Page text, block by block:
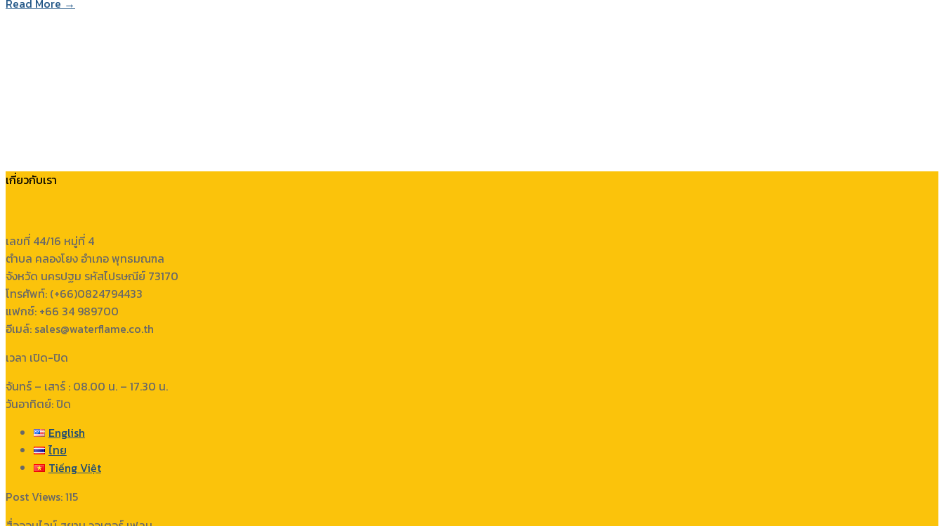
เกี่ยวกับเรา
เลขที่ 44/16 หมู่ที่ 4
ตำบล คลองโยง อำเภอ พุทธมณฑล
จังหวัด นครปฐม รหัสไปรษณีย์ 73170
โทรศัพท์: (+66)0824794433
แฟกซ์: +66 34 989700
อีเมล์: sales@waterflame.co.th
เวลา เปิด-ปิด
จันทร์ – เสาร์ : 08.00 น. – 17.30 น.
วันอาทิตย์: ปิด
English
ไทย
Tiếng Việt
Post Views:115